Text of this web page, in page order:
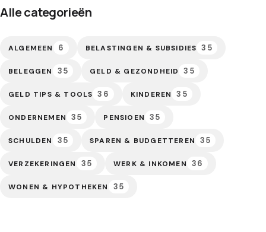
Alle categorieën
ALGEMEEN 6 BELASTINGEN & SUBSIDIES 35
BELEGGEN 35 GELD & GEZONDHEID 35
GELD TIPS & TOOLS 36 KINDEREN 35
ONDERNEMEN 35 PENSIOEN 35
SCHULDEN 35 SPAREN & BUDGETTEREN 35
VERZEKERINGEN 35 WERK & INKOMEN 36
WONEN & HYPOTHEKEN 35